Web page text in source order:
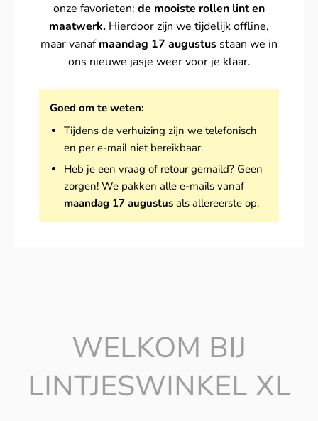
onze favorieten: de mooiste rollen lint en
maatwerk. Hierdoor zijn we tijdelijk offline,
maar vanafmaandag 17 augustus staan we in
ons nieuwe jasje weer voor je klaar.
Goed om te weten:
Tijdens de verhuizing zijn we telefonisch
en per e-mail niet bereikbaar.
Heb je een vraag of retour gemaild? Geen
zorgen! We pakken alle e-mails vanaf
maandag 17 augustus als allereerste op.
WELKOM BIJ
LINTJESWINKEL XL